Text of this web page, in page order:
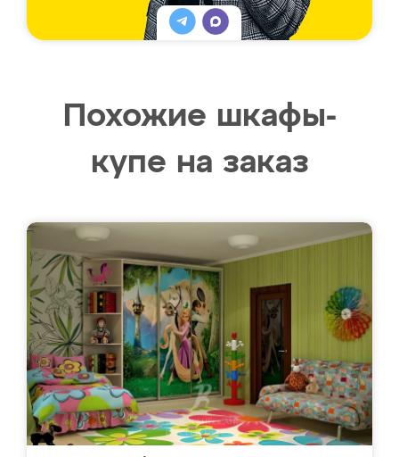
Похожие шкафы-
купе на заказ